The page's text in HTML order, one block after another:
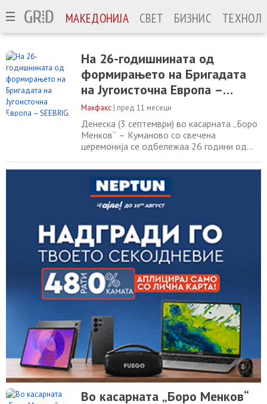
МАКЕДОНИЈА СВЕТ БИЗНИС
На 26-годишнината од
формирањето на Бригадата
на Југоисточна Европа –
SEEBRIG, Мисајловски укажа
на нејзиното значење за
регионалната безбедност
Макфакс | пред 11 месеци
Денеска (3 септември) во касарната „Боро
Менков“ – Куманово со свечена
церемонија се одбележаа 26 години од
бригада SEEBRIG како дел од Процесот на
соработка меѓу министерствата за
одбрана на Југоисточна Европа (SEDM) –
две клучни иницијативи кои го
зацврстуваат регионалниот одбранбен
дијалог и безбедносната соработка
Во касарната „Боро Менков“